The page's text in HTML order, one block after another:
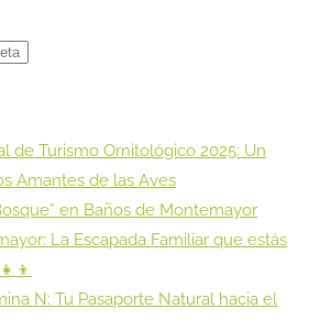
de Turismo Ornitológico 2025: Un
Amantes de las Aves
en Baños de Montemayor
La Escapada Familiar que estás
N: Tu Pasaporte Natural hacia el